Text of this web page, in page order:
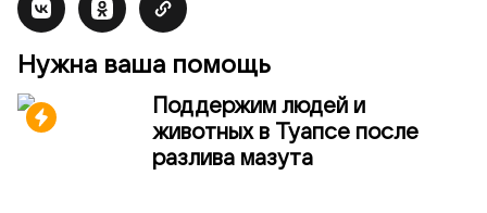
Нужна ваша помощь
Поддержим людей и
животных в Туапсе после
разлива мазута